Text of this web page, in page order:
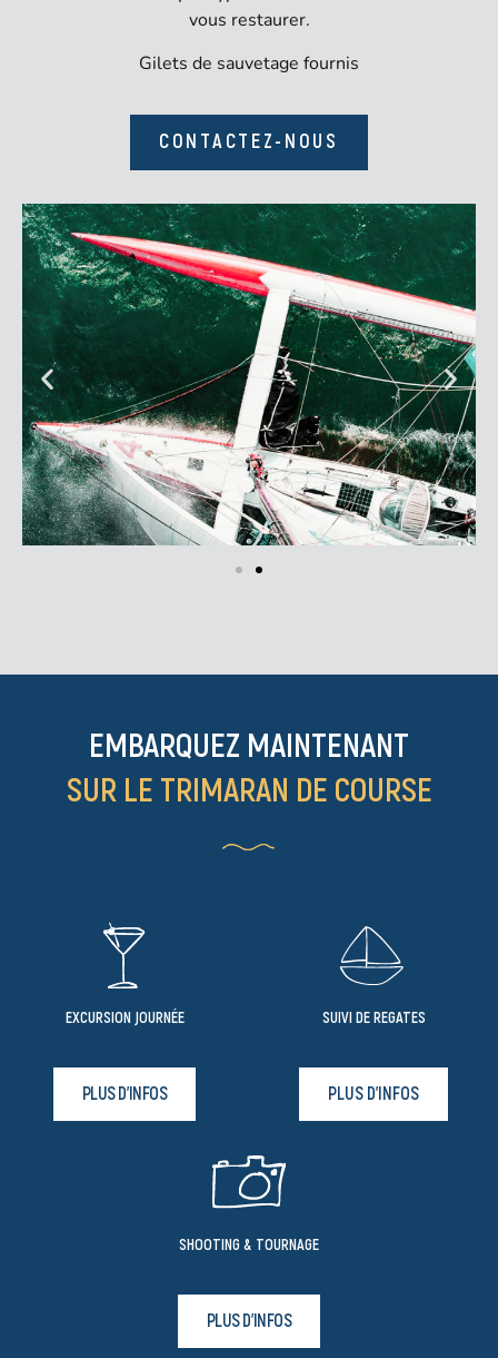
vous restaurer.
Gilets de sauvetage fournis
CONTACTEZ-NOUS
EMBARQUEZ MAINTENANT
SUR LE TRIMARAN DE COURSE
EXCURSION JOURNÉE
PLUS D'INFOS
SUIVI DE REGATES
PLUS D'INFOS
SHOOTING & TOURNAGE
PLUS D'INFOS